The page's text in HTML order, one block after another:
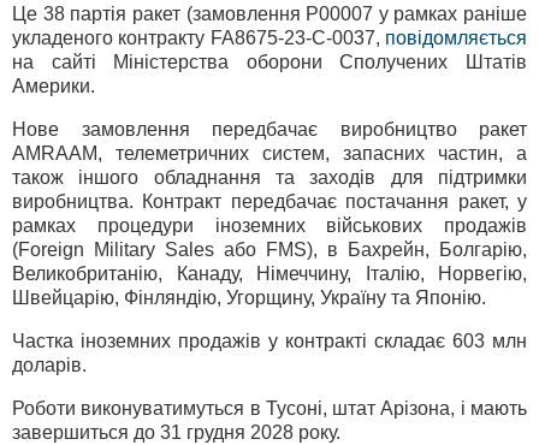
Це 38 партія ракет (замовлення P00007 у рамках раніше
укладеного контракту FA8675-23-C-0037, повідомляється
на сайті Міністерства оборони Сполучених Штатів
Америки.
Нове замовлення передбачає виробництво ракет
AMRAAM, телеметричних систем, запасних частин, а
також іншого обладнання та заходів для підтримки
виробництва. Контракт передбачає постачання ракет, у
рамках процедури іноземних військових продажів
(Foreign Military Sales або FMS), в Бахрейн, Болгарію,
Великобританію, Канаду, Німеччину, Італію, Норвегію,
Швейцарію, Фінляндію, Угорщину, Україну та Японію.
Частка іноземних продажів у контракті складає 603 млн
доларів.
Роботи виконуватимуться в Тусоні, штат Арізона, і мають
завершиться до 31 грудня 2028 року.